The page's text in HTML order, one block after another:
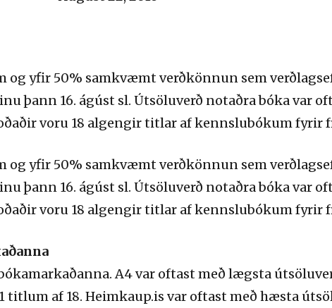
yfir 50% samkvæmt verðkönnun sem
þann 16. ágúst sl. Útsöluverð notaðra bóka var
voru 18 algengir titlar af kennslubókum fyrir
yfir 50% samkvæmt verðkönnun sem
þann 16. ágúst sl. Útsöluverð notaðra bóka var
voru 18 algengir titlar af kennslubókum fyrir
A4 var oftast með lægsta
titlum af 18. Heimkaup.is var oftast með hæsta